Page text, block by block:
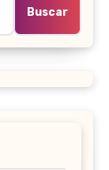
Buscar